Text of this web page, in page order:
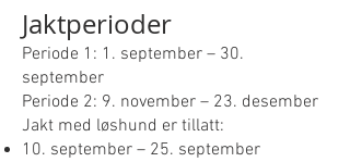
Jaktperioder
Periode 1: 1. september – 30.
september
Periode 2: 9. november – 23. desember
Jakt med løshund er tillatt:
10. september – 25. september